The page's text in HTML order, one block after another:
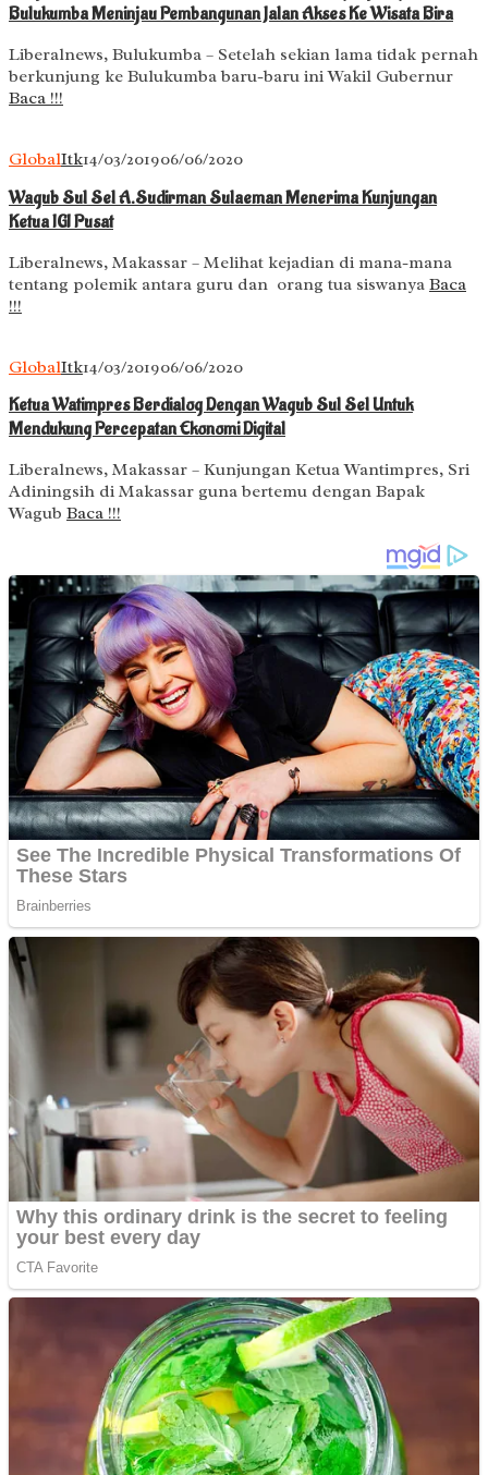
Bulukumba Meninjau Pembangunan Jalan Akses Ke Wisata Bira
Liberalnews, Bulukumba – Setelah sekian lama tidak pernah
berkunjung ke Bulukumba baru-baru ini Wakil Gubernur
Baca !!!
GlobalItk14/03/201906/06/2020
Wagub Sul Sel A.Sudirman Sulaeman Menerima Kunjungan
Ketua IGI Pusat
Liberalnews, Makassar – Melihat kejadian di mana-mana
tentang polemik antara guru dan orang tua siswanya Baca
!!!
GlobalItk14/03/201906/06/2020
Ketua Watimpres Berdialog Dengan Wagub Sul Sel Untuk
Mendukung Percepatan Ekonomi Digital
Liberalnews, Makassar – Kunjungan Ketua Wantimpres, Sri
Adiningsih di Makassar guna bertemu dengan Bapak
Wagub Baca !!!